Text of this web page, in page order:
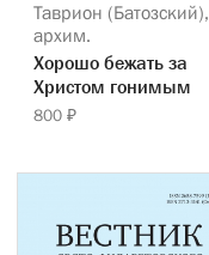
Таврион (Батозский),
архим.
Хорошо бежать за
Христом гонимым
800 ₽